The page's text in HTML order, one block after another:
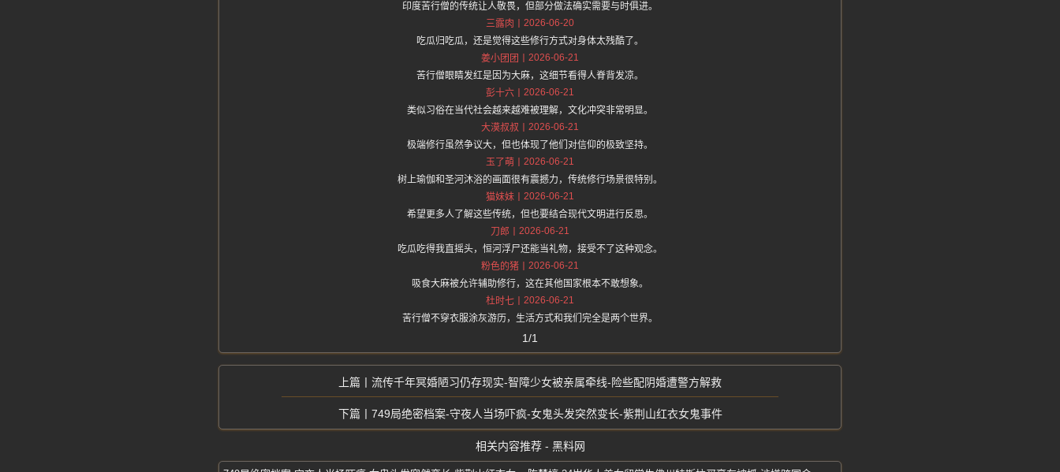
印度苦行僧的传统让人敬畏，但部分做法确实需要与时俱进。
三露肉
2026-06-20
吃瓜归吃瓜，还是觉得这些修行方式对身体太残酷了。
姜小团团
2026-06-21
苦行僧眼睛发红是因为大麻，这细节看得人脊背发凉。
彭十六
2026-06-21
类似习俗在当代社会越来越难被理解，文化冲突非常明显。
大漠叔叔
2026-06-21
极端修行虽然争议大，但也体现了他们对信仰的极致坚持。
玉了萌
2026-06-21
树上瑜伽和圣河沐浴的画面很有震撼力，传统修行场景很特别。
猫妹妹
2026-06-21
希望更多人了解这些传统，但也要结合现代文明进行反思。
刀郎
2026-06-21
吃瓜吃得我直摇头，恒河浮尸还能当礼物，接受不了这种观念。
粉色的猪
2026-06-21
吸食大麻被允许辅助修行，这在其他国家根本不敢想象。
杜时七
2026-06-21
苦行僧不穿衣服涂灰游历，生活方式和我们完全是两个世界。
1/1
流传千年冥婚陋习仍存现实-智障少女被亲属牵线-险些配阴婚遭警方解救
749局绝密档案-守夜人当场吓疯-女鬼头发突然变长-紫荆山红衣女鬼事件
相关内容推荐 - 黑料网